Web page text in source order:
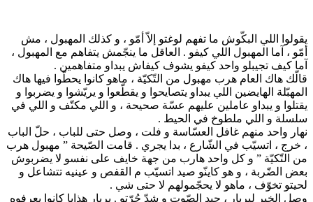
يقولوا اللي البكّوش ما تفهم لوغتو إلاّ أمّو ، و كذلك المهبول ، مش
أمّو ، آما المهبول اللي كيفو . العاقل ما ينجّمش يتفاهم مع المهبول ،
آما كيف تجيبلو واحد كيفو يشوف كيفاش يبداو متفاهمين .
قالّك هاك العام هرب مهبول من التّكيّة ، ماهو كانوا يحطّوا فيها هاك
المهبّلة الهايضين اللي يبداو يتصايحوا و يقطّعوا و يريّشوا و يضربوا و
يقتلوا و يبداو عاملين عليهم عسّة صحيحة ، و اللي مكتّف و اللي في
سلسلة و اللي ملطوخ في الحيط .
نهار واحد منهم غافل العسّاسة و فلت ، وصل حتى للباب ، حلّ الباب
، خرج ، اتسيّب في الشّارع ، بدا يجري . قامت الصّيحة ” مهبول هرب
من التّكيّة ” و كل واحد هارب من جهة خايف على نفسو لا يضربوش
بعض الضّربة ، و هو كاينّو صيد اتسيّب م القفص و عينيه تتشاعل و
لحيتو تخوّف ، ماهو لا يحجّمولهم لا حتى شي .
وصل الخبر لبربار ، جبد الصّوت و شدّ جُرّتو . بربار هذايا كانوا يعرفوه